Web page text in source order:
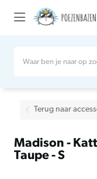
Terug naar
Madison -
Taupe - S